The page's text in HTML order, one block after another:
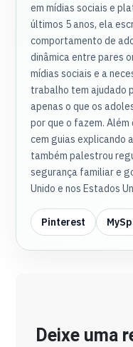
em mídias sociais e
últimos 5 anos, ela
comportamento de
dinâmica entre pares
mídias sociais e a
trabalho tem ajudado
apenas o que os
por que o fazem. Além
cem guias explicando
também palestrou
segurança familiar e
Unido e nos Estados
Pinterest
Deixe uma